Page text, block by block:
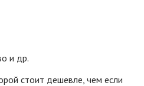
и др.
стоит дешевле, чем если